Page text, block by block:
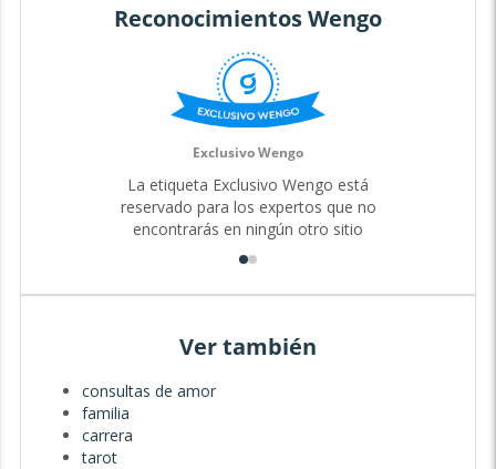
perspectivas profundas sobre tus desafíos, relaciones y
las oportunidades que se presentan en tu camino. Juntos,
podemos desvelar las claves de tu destino y crear un
futuro lleno de luz y propósito. El viaje de la vida no tiene
por qué ser confuso: permíteme ser tu compañero en
esta sagrada travesía. 💚
Reconocimientos Wengo
Exclusivo Wengo
La etiqueta Exclusivo Wengo está
reservado para los expertos que no
encontrarás en ningún otro sitio
Ver también
consultas de amor
familia
carrera
tarot